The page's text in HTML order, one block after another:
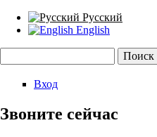
Русский
English
Форма поиска
Вход
Звоните сейчас